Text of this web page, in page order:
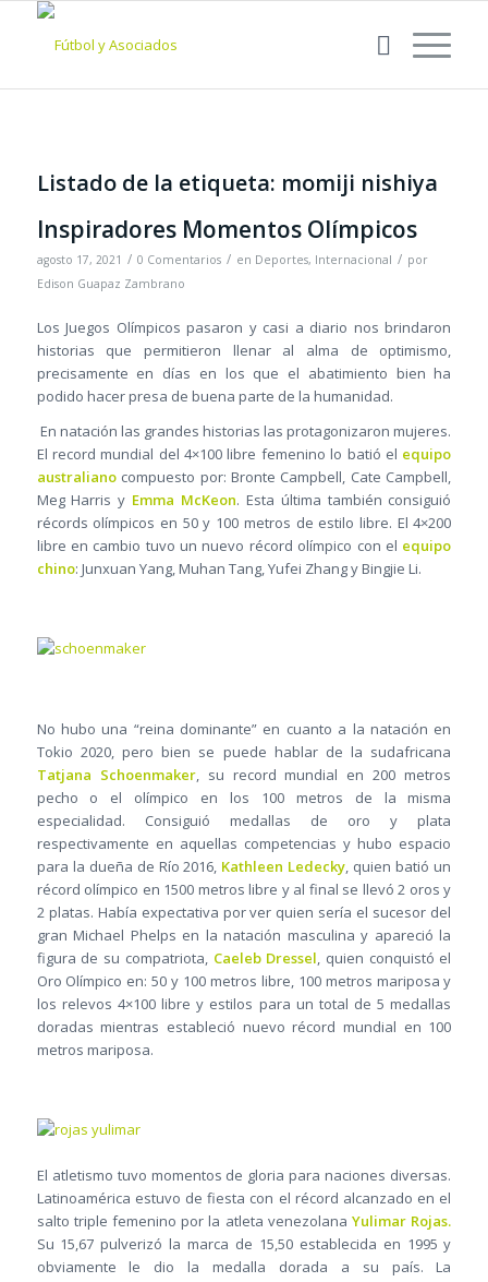
Listado de la etiqueta: momiji nishiya
Inspiradores Momentos Olímpicos
agosto 17, 2021 / 0 Comentarios / en Deportes, Internacional / por
Edison Guapaz Zambrano
Los Juegos Olímpicos pasaron y casi a diario nos brindaron
historias que permitieron llenar al alma de optimismo,
precisamente en días en los que el abatimiento bien ha
podido hacer presa de buena parte de la humanidad.
En natación las grandes historias las protagonizaron mujeres.
El record mundial del 4×100 libre femenino lo batió el equipo
australianocompuesto por: Bronte Campbell, Cate Campbell,
Meg Harris y Emma McKeon. Esta última también consiguió
récords olímpicos en 50 y 100 metros de estilo libre. El 4×200
libre en cambio tuvo un nuevo récord olímpico con el equipo
chino: Junxuan Yang, Muhan Tang, Yufei Zhang y Bingjie Li.
No hubo una “reina dominante” en cuanto a la natación en
Tokio 2020, pero bien se puede hablar de la sudafricana
Tatjana Schoenmaker, su record mundial en 200 metros
pecho o el olímpico en los 100 metros de la misma
especialidad. Consiguió medallas de oro y plata
respectivamente en aquellas competencias y hubo espacio
para la dueña de Río 2016, Kathleen Ledecky, quien batió un
récord olímpico en 1500 metros libre y al final se llevó 2 oros y
2 platas. Había expectativa por ver quien sería el sucesor del
gran Michael Phelps en la natación masculina y apareció la
figura de su compatriota, Caeleb Dressel, quien conquistó el
Oro Olímpico en: 50 y 100 metros libre, 100 metros mariposa y
los relevos 4×100 libre y estilos para un total de 5 medallas
doradas mientras estableció nuevo récord mundial en 100
metros mariposa.
El atletismo tuvo momentos de gloria para naciones diversas.
Latinoamérica estuvo de fiesta con el récord alcanzado en el
salto triple femenino por la atleta venezolana Yulimar Rojas.
Su 15,67 pulverizó la marca de 15,50 establecida en 1995 y
obviamente le dio la medalla dorada a su país. La